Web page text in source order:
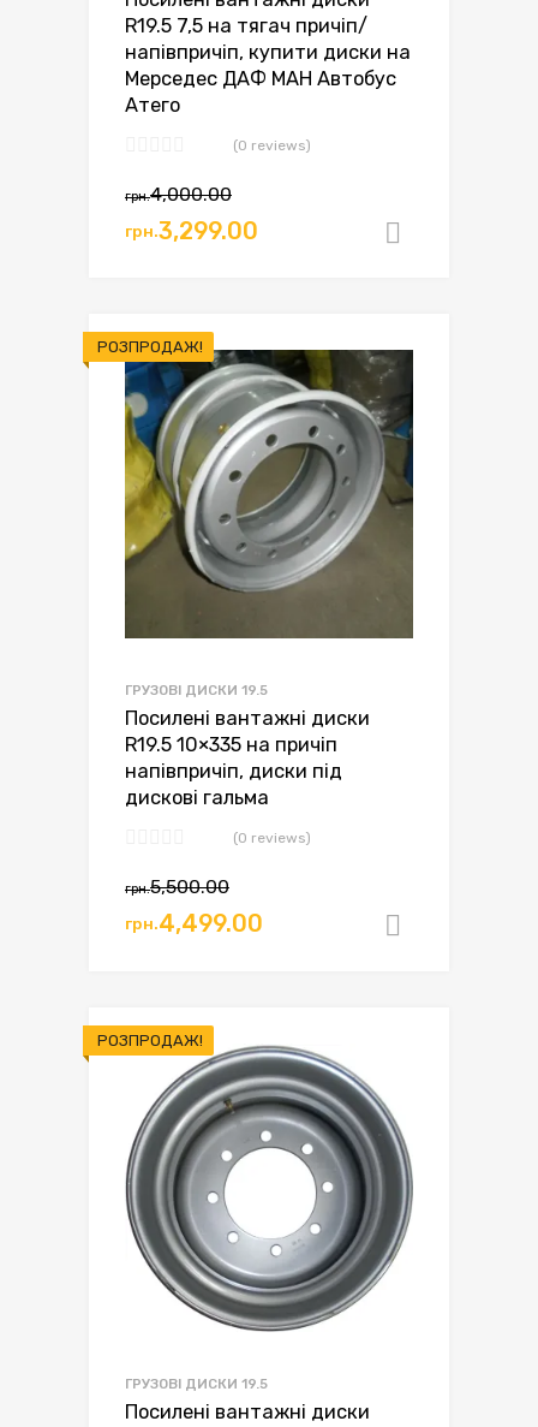
R19.5 7,5 на тягач причіп/
напівпричіп, купити диски на
Мерседес ДАФ МАН Автобус
Атего
(0 reviews)
грн.4,000.00Оригінальна
ціна:
грн.3,299.00
Поточна
ціна:
РОЗПРОДАЖ!
ГРУЗОВІ ДИСКИ 19.5
Посилені вантажні диски
R19.5 10×335 на причіп
напівпричіп, диски під
дискові гальма
(0 reviews)
грн.5,500.00Оригінальна
ціна:
грн.4,499.00
Поточна
ціна:
РОЗПРОДАЖ!
ГРУЗОВІ ДИСКИ 19.5
Посилені вантажні диски